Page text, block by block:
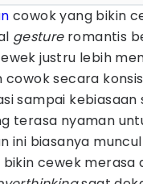
cowok yang bikin
gesture romantis
justru lebih
cowok secara
sampai
terasa nyaman
ini biasanya
bikin cewek